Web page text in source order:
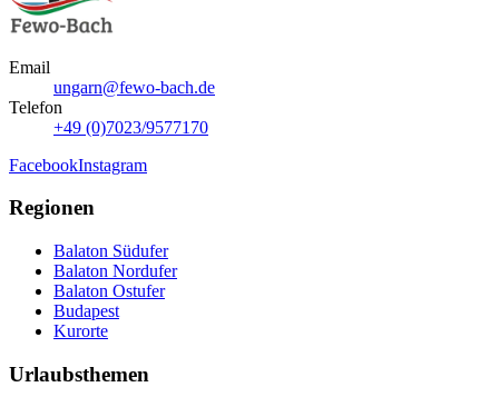
Email
ungarn@fewo-bach.de
Telefon
+49 (0)7023/9577170
FacebookInstagram
Regionen
Balaton Südufer
Balaton Nordufer
Balaton Ostufer
Budapest
Kurorte
Urlaubsthemen